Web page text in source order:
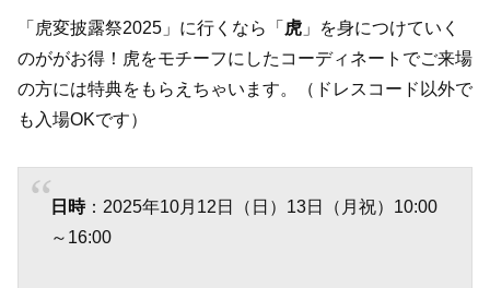
「虎変披露祭2025」に行くなら「 虎 」を身につけていく
のががお得！虎をモチーフにしたコーディネートでご来場
の方には特典をもらえちゃいます。（ドレスコード以外で
も入場OKです）
日時：2025年10月12日（日）13日（月祝）10:00
～16:00